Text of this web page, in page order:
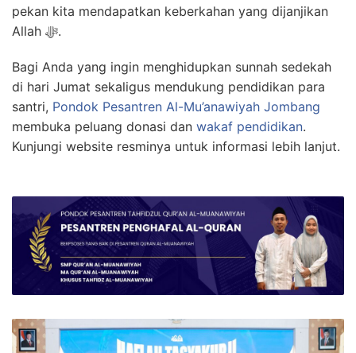
pekan kita mendapatkan keberkahan yang dijanjikan
Allah ﷻ.
Bagi Anda yang ingin menghidupkan sunnah sedekah
di hari Jumat sekaligus mendukung pendidikan para
santri, Pondok Pesantren Al-Mu’anawiyah Jombang
membuka peluang donasi dan wakaf pendidikan.
Kunjungi website resminya untuk informasi lebih lanjut.